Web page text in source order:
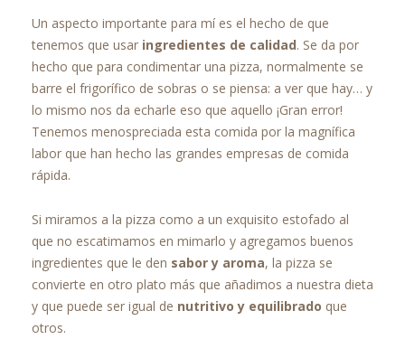
ESPAÑOL
Un aspecto importante para mí es el hecho de que
tenemos que usar ingredientes de calidad. Se da por
hecho que para condimentar una pizza, normalmente se
barre el frigorífico de sobras o se piensa: a ver que hay… y
lo mismo nos da echarle eso que aquello ¡Gran error!
Tenemos menospreciada esta comida por la magnífica
labor que han hecho las grandes empresas de comida
rápida.
Si miramos a la pizza como a un exquisito estofado al
que no escatimamos en mimarlo y agregamos buenos
ingredientes que le den sabor y aroma, la pizza se
convierte en otro plato más que añadimos a nuestra dieta
y que puede ser igual de nutritivo y equilibrado que
otros.